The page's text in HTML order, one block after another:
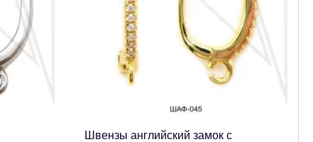
Швензы английский замок с